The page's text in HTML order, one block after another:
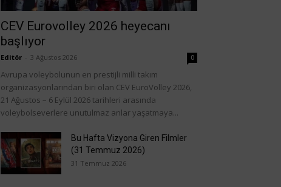
CEV Eurovolley 2026 heyecanı
başlıyor
Editör 3 Ağustos 2026 0
Avrupa voleybolunun en prestijli milli takım
organizasyonlarından biri olan CEV EuroVolley 2026,
21 Ağustos – 6 Eylül 2026 tarihleri arasında
voleybolseverlere unutulmaz anlar yaşatmaya...
Bu Hafta Vizyona Giren Filmler
(31 Temmuz 2026)
31 Temmuz 2026